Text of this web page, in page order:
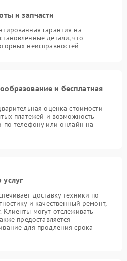
и запчасти
гарантия на
детали, что
неисправностей
и бесплатная
оценка стоимости
платежей и возможность
по телефону или онлайн на
доставку техники по
и качественный ремонт,
могут отслеживать
предоставляется
для продления срока